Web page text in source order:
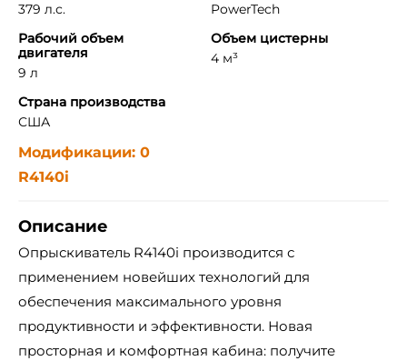
379 л.с.
PowerTech
Рабочий объем
двигателя
9 л
Объем цистерны
4 м³
Страна производства
США
Модификации: 0
R4140i
Описание
Опрыскиватель R4140i производится с
применением новейших технологий для
обеспечения максимального уровня
продуктивности и эффективности. Новая
просторная и комфортная кабина: получите